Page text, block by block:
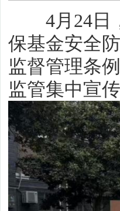
4月24日，
保基金安全
监督管理条
监管集中宣传